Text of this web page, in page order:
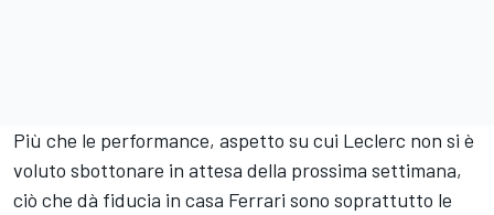
Più che le performance, aspetto su cui Leclerc non si è
voluto sbottonare in attesa della prossima settimana,
ciò che dà fiducia in casa Ferrari sono soprattutto le